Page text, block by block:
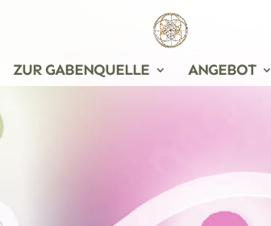
ZUR GABENQUELLE ANGEBOT